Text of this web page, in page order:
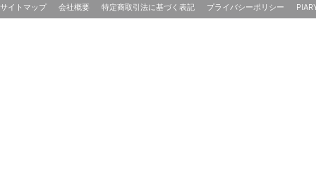
サイトマップ 会社概要 特定商取引法に基づく表記 プライバシーポリシー